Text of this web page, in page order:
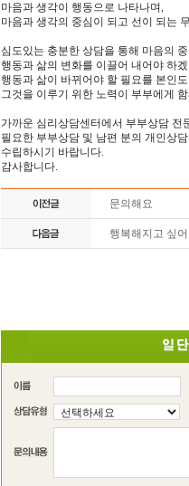
마음과 생각이 행동으로 나타나며,
마음과 생각의 중심이 되고 선이 되는
심도있는 충분한 상담을 통해 마음의
행동과 삶의 변화를 이끌어 내어 야 하
행동과 삶이 바뀌어야 할 필요를 본인
그것을 이루기 위한 노력이 부부에게
가까운 심리상담센터에서 부부상담 전
필요한 부부상담 및 남편 분의 개인상
수립하시기 바랍니다.
감사합니다.
문의해요
행복해지고 싶